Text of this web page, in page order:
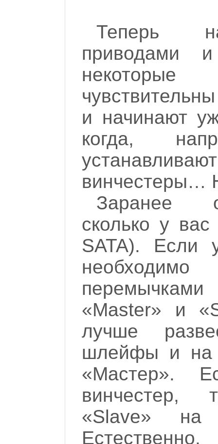
Теперь
приводами
некоторые
и начинают
когда,
винчестеры…
Заранее
сколько у
SATA). Если
«Master» и
лучше
шлейфы и на
«Мастер».
винчестер,
«Slave»